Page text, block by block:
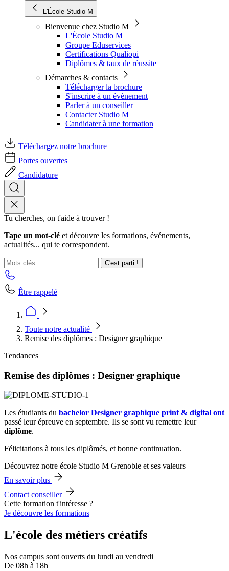
L'École Studio M
Bienvenue chez Studio M
L'École Studio M
Groupe Eduservices
Certifications Qualiopi
Diplômes & taux de réussite
Démarches & contacts
Télécharger la brochure
S'inscrire à un évènement
Parler à un conseiller
Contacter Studio M
Candidater à une formation
Téléchargez notre brochure
Portes ouvertes
Candidature
Tu cherches, on t'aide à trouver !
Tape un mot-clé et découvre les formations, événements,
actualités... qui te correspondent.
C'est parti !
Être rappelé
Toute notre actualité
Remise des diplômes : Designer graphique
Tendances
Remise des diplômes : Designer graphique
Les étudiants du bachelor Designer graphique print & digital ont
passé leur épreuve en septembre. Ils se sont vu remettre leur
diplôme.
Félicitations à tous les diplômés, et bonne continuation.
Découvrez notre école Studio M Grenoble et ses valeurs
En savoir plus
Contact conseiller
Cette formation t'intéresse ?
Je découvre les formations
L'école des métiers créatifs
Nos campus sont ouverts du lundi au vendredi
De 08h à 18h